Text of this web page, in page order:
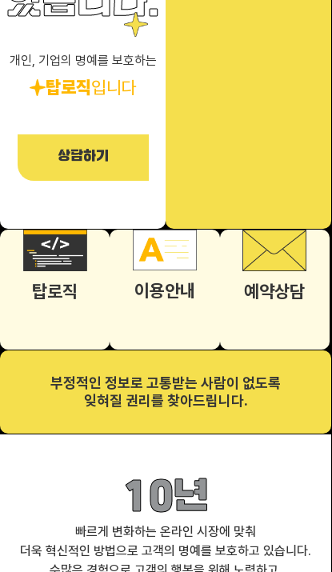
24시간 언제든 편하게 연락주세요.
상담하기 카카오톡
개인, 기업의 명예를 보호하는
탑로직입니다
상담하기
탑로직 이용안내 예약상담
부정적인 정보로 고통받는 사람이 없도록
잊혀질 권리를 찾아드립니다.
10년
빠르게 변화하는 온라인 시장에 맞춰
더욱 혁신적인 방법으로 고객의 명예를 보호하고 있습니다.